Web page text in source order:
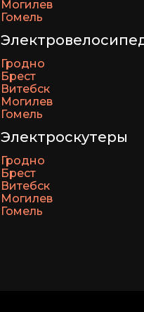
Могилев
Гомель
Гродно
Брест
Витебск
Могилев
Гомель
Электроскутеры
Гродно
Брест
Витебск
Могилев
Гомель